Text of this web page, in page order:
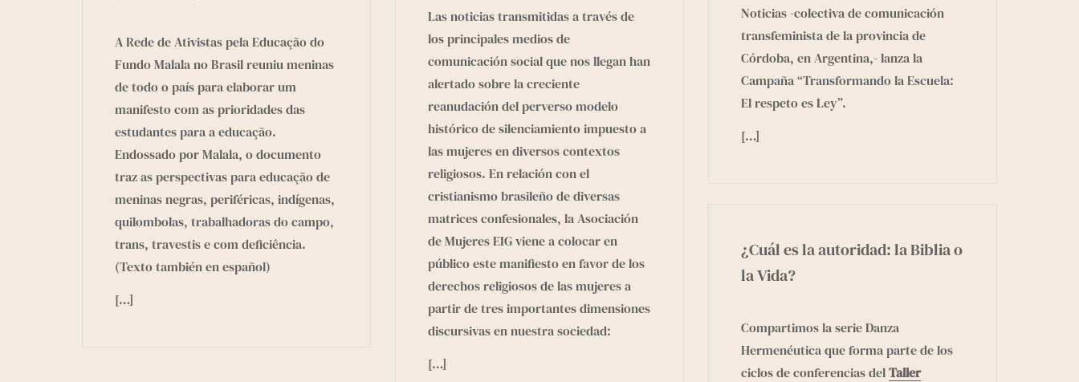
A Rede de Ativistas pela Educação do
Fundo Malala no Brasil reuniu meninas
de todo o país para elaborar um
manifesto com as prioridades das
estudantes para a educação.
Endossado por Malala, o documento
traz as perspectivas para educação de
meninas negras, periféricas, indígenas,
quilombolas, trabalhadoras do campo,
trans, travestis e com deficiência.
(Texto también en español)
[…]
Las noticias transmitidas a través de
los principales medios de
comunicación social que nos llegan han
alertado sobre la creciente
reanudación del perverso modelo
histórico de silenciamiento impuesto a
las mujeres en diversos contextos
religiosos. En relación con el
cristianismo brasileño de diversas
matrices confesionales, laAsociación
de Mujeres EIGviene a colocar en
público este manifiesto en favor de los
derechos religiosos de las mujeres a
partir de tres importantes dimensiones
discursivas en nuestra sociedad:
[…]
Noticias -colectiva de comunicación
transfeminista de la provincia de
Córdoba, en Argentina,- lanza la
Campaña “Transformando la Escuela:
El respeto es Ley”.
[…]
¿Cuál es la autoridad: la Biblia o
la Vida?
Compartimos la serie Danza
Hermenéutica que forma parte de los
ciclos de conferencias delTaller